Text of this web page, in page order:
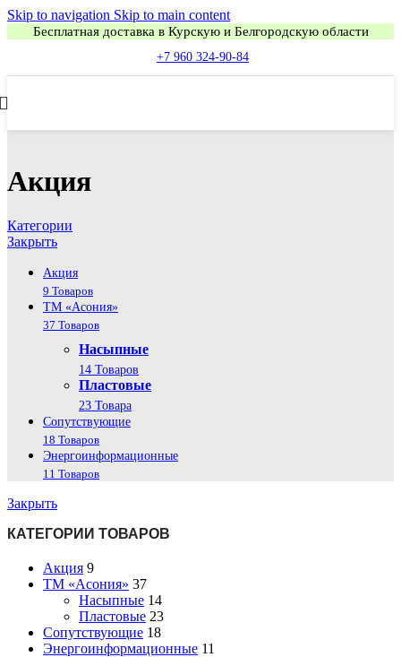
Skip to navigation Skip to main content
Бесплатная доставка в Курскую и Белгородскую области
+7 960 324-90-84
Акция
Категории
Закрыть
Акция
9 Товаров
ТМ «Асония»
37 Товаров
Насыпные
14 Товаров
Пластовые
23 Товара
Сопутствующие
18 Товаров
Энергоинформационные
11 Товаров
Закрыть
КАТЕГОРИИ ТОВАРОВ
Акция 9
ТМ «Асония» 37
Насыпные 14
Пластовые 23
Сопутствующие 18
Энергоинформационные 11